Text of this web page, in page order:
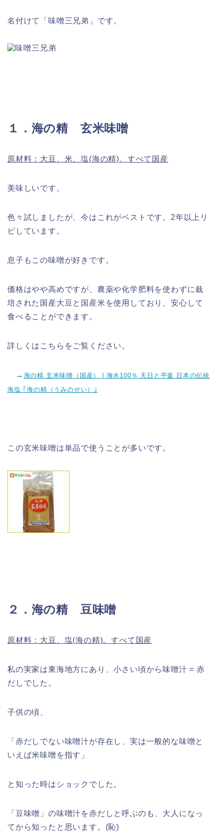
名付けて「味噌三兄弟」です。
１．海の精 玄米味噌
原材料：大豆、米、塩(海の精)。すべて国産
美味しいです。
色々試しましたが、今はこれがベストです。2年以上リ
ピしています。
息子もこの味噌が好きです。
価格はやや高めですが、農薬や化学肥料を使わずに栽
培された国産大豆と国産米を使用しており、安心して
食べることができます。
詳しくはこちらをご覧ください。
→ 海の精 玄米味噌（国産） | 海水100％ 天日と平釜 日本の伝統
海塩 ｢海の精（うみのせい）｣
この玄米味噌は単品で使うことが多いです。
２．海の精 豆味噌
原材料：大豆、塩(海の精)。すべて国産
私の実家は東海地方にあり、小さい頃から味噌汁 = 赤
だしでした。
子供の頃、
「赤だしでない味噌汁が存在し、実は一般的な味噌と
いえば米味噌を指す」
と知った時はショックでした。
「豆味噌」の味噌汁を赤だしと呼ぶのも、大人になっ
てから知ったと思います。(恥)